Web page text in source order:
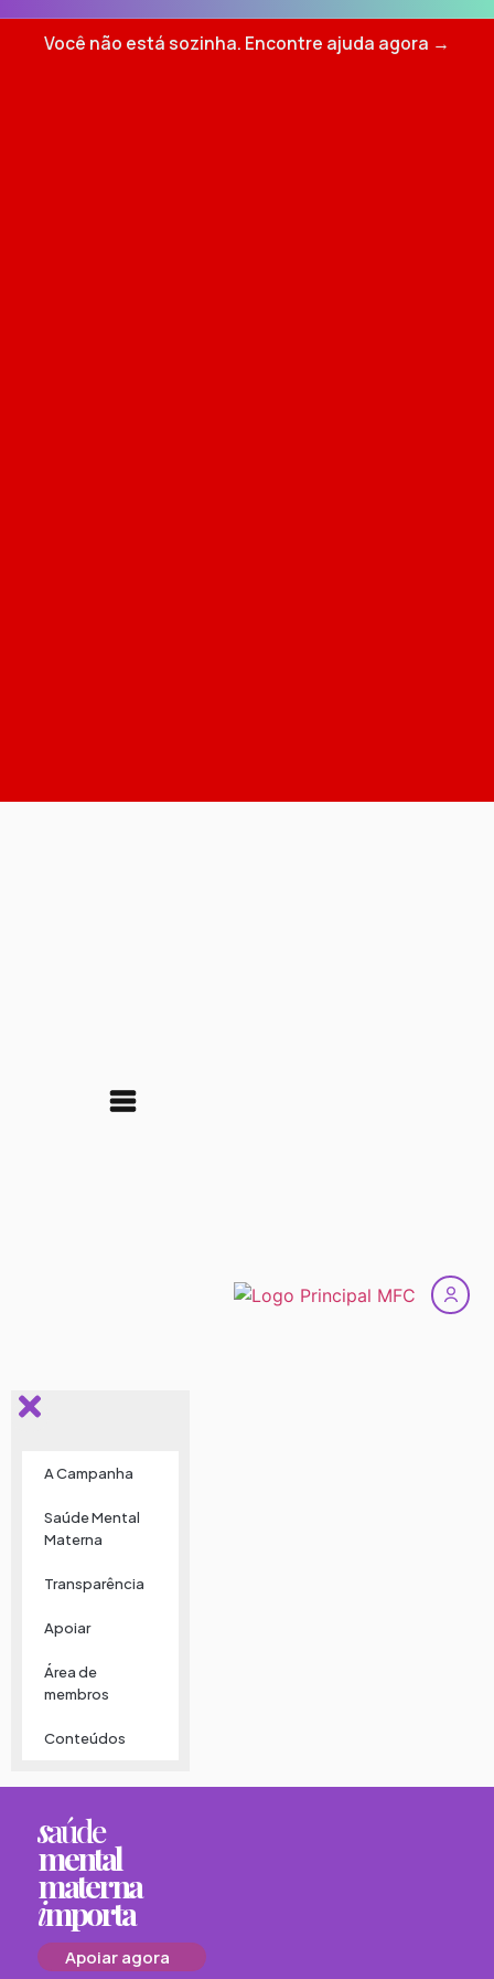
Você não está sozinha. Encontre ajuda agora →
A Campanha
Saúde Mental
Materna
Transparência
Apoiar
Área de
membros
Conteúdos
saúde
mental
materna
importa
Apoiar agora